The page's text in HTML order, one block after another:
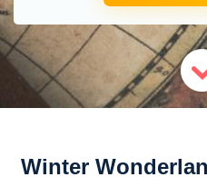
Winter